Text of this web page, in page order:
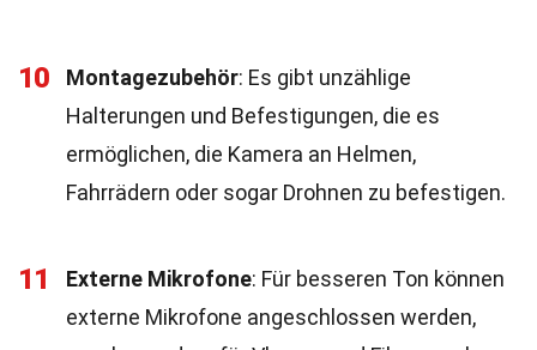
10 Montagezubehör: Es gibt unzählige
Halterungen und Befestigungen, die es
ermöglichen, die Kamera an Helmen,
Fahrrädern oder sogar Drohnen zu befestigen.
11 Externe Mikrofone: Für besseren Ton können
externe Mikrofone angeschlossen werden,